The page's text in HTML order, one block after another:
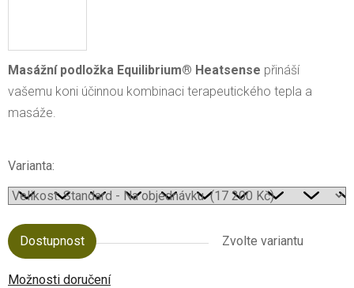
Masážní podložka Equilibrium® Heatsense přináší
vašemu koni účinnou kombinaci terapeutického tepla a
masáže.
Varianta:
Dostupnost Zvolte variantu
Možnosti doručení